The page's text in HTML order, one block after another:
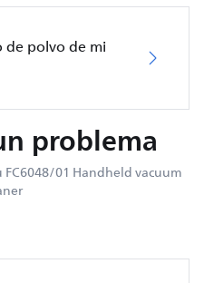
de polvo de mi
problema
01 Handheld vacuum